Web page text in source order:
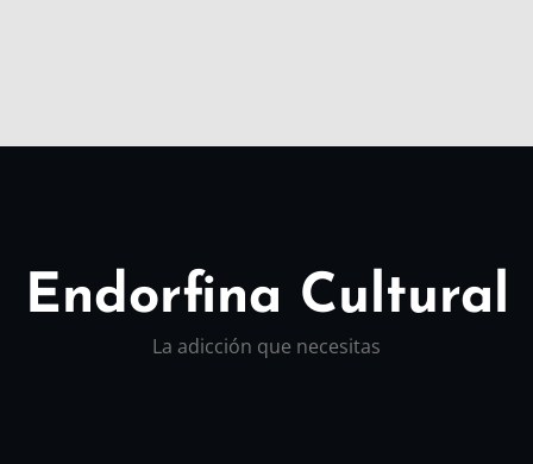
Endorfina Cultural
La adicción que necesitas